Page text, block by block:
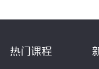
热门课程